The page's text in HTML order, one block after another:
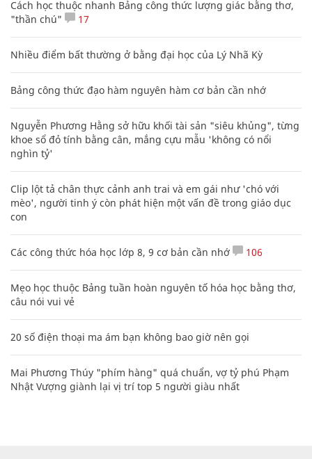
Cách học thuộc nhanh Bảng công thức lượng giác bằng thơ,
"thần chú"
17
Nhiều điểm bất thường ở bằng đại học của Lý Nhã Kỳ
Bảng công thức đạo hàm nguyên hàm cơ bản cần nhớ
Nguyễn Phương Hằng sở hữu khối tài sản "siêu khủng", từng
khoe sổ đỏ tính bằng cân, mắng cựu mẫu 'không có nổi
nghìn tỷ'
Clip lột tả chân thực cảnh anh trai và em gái như 'chó với
mèo', người tinh ý còn phát hiện một vấn đề trong giáo dục
con
Các công thức hóa học lớp 8, 9 cơ bản cần nhớ 106
Mẹo học thuộc Bảng tuần hoàn nguyên tố hóa học bằng thơ,
câu nói vui vẻ
20 số điện thoại ma ám bạn không bao giờ nên gọi
Mai Phương Thúy "phím hàng" quá chuẩn, vợ tỷ phú Phạm
Nhật Vượng giành lại vị trí top 5 người giàu nhất